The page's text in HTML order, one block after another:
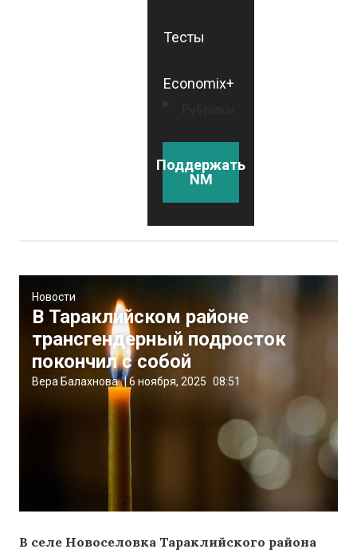
Тесты
Economix+
Поддержать
NM
Новости
В Тараклийском районе
трансгендерный подросток
покончил с собой
Вера Балахнова |6 ноября, 2025 08:51
В селе Новоселовка Тараклийского района